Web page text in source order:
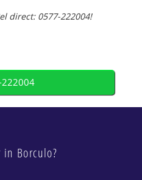
direct: 0577-222004!
in Borculo?